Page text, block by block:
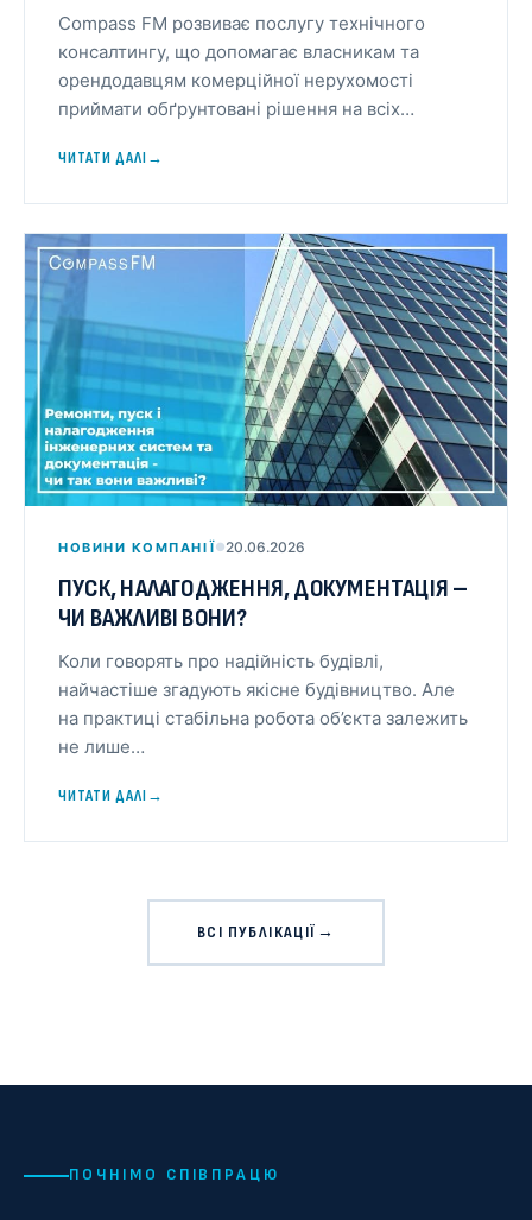
Compass FM розвиває послугу технічного
консалтингу, що допомагає власникам та
орендодавцям комерційної нерухомості
приймати обґрунтовані рішення на всіх…
ЧИТАТИ ДАЛІ→
НОВИНИ КОМПАНІЇ●20.06.2026
ПУСК, НАЛАГОДЖЕННЯ, ДОКУМЕНТАЦІЯ –
ЧИ ВАЖЛИВІ ВОНИ?
Коли говорять про надійність будівлі,
найчастіше згадують якісне будівництво. Але
на практиці стабільна робота об’єкта залежить
не лише…
ЧИТАТИ ДАЛІ→
ВСІ ПУБЛІКАЦІЇ →
ПОЧНІМО СПІВПРАЦЮ